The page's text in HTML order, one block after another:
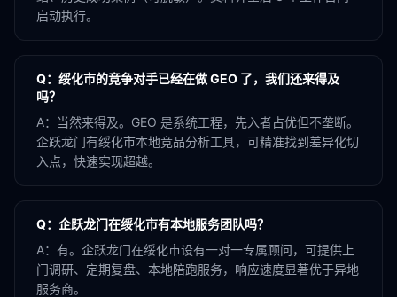
启动执行。
Q： 绥化市的竞争对手已经在做 GEO 了，我们还来得及
吗？
A：
当然来得及。GEO 是系统工程，先入者占优但不垄断。
企跃龙门有绥化市本地竞品分析工具，可精准找到差异化切
入点，快速实现超越。
Q： 企跃龙门在绥化市有本地服务团队吗？
A： 有。企跃龙门在绥化市设有一对一专属顾问，可提供上
门调研、定期复盘、本地陪跑服务，响应速度显著优于异地
服务商。